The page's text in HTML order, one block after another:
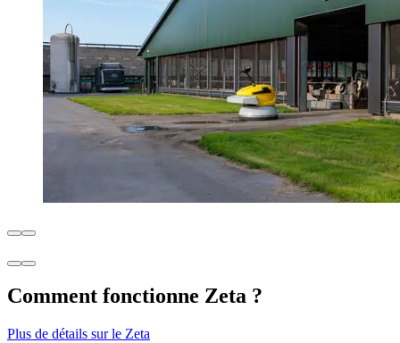
Comment fonctionne Zeta ?
Plus de détails sur le Zeta